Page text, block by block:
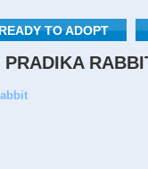
TO ADOPT